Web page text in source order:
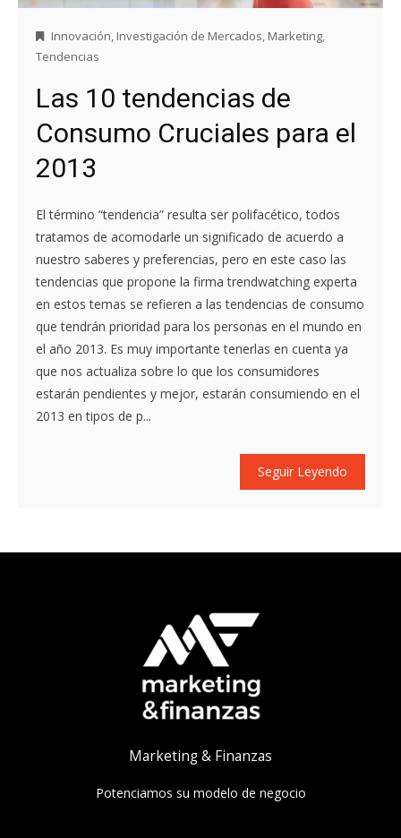
Innovación, Investigación de Mercados, Marketing,
Tendencias
Las 10 tendencias de
Consumo Cruciales para el
2013
El término “tendencia” resulta ser polifacético, todos
tratamos de acomodarle un significado de acuerdo a
nuestro saberes y preferencias, pero en este caso las
tendencias que propone la firma trendwatching experta
en estos temas se refieren a las tendencias de consumo
que tendrán prioridad para los personas en el mundo en
el año 2013. Es muy importante tenerlas en cuenta ya
que nos actualiza sobre lo que los consumidores
estarán pendientes y mejor, estarán consumiendo en el
2013 en tipos de p...
Seguir Leyendo
Marketing & Finanzas
Potenciamos su modelo de negocio